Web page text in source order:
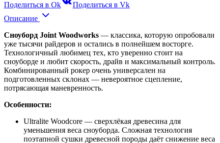
Поделиться в Ok
Поделиться в Vk
Описание
Сноуборд Joint Woodworks — классика, которую опробовали
уже тысячи райдеров и остались в полнейшем восторге.
Технологичный любимец тех, кто уверенно стоит на
сноуборде и любит скорость, драйв и максимальный контроль.
Комбинированный рокер очень универсален на
подготовленных склонах — невероятное сцепление,
потрясающая маневренность.
Особенности:
Ultralite Woodcore — сверхлёкая древесина для
уменьшения веса сноуборда. Сложная технология
поэтапной сушки древесной породы даёт снижение веса